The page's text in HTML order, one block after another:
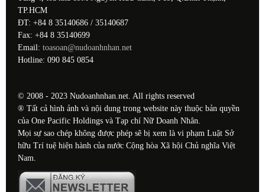
TP.HCM
ĐT: +84 8 35140686 / 35140687
Fax: +84 8 35140699
Email: toasoan@nudoanhnhan.net
Hotline: 090 845 0854
© 2008 - 2023 Nudoanhnhan.net. All rights reserved
® Tất cả hình ảnh và nội dung trong website này thuộc bản quyền
của One Pacific Holdings và Tạp chí Nữ Doanh Nhân.
Mọi sự sao chép không được phép sẽ bị xem là vi phạm Luật Sở
hữu Trí tuệ hiện hành của nước Cộng hòa Xã hội Chủ nghĩa Việt
Nam.